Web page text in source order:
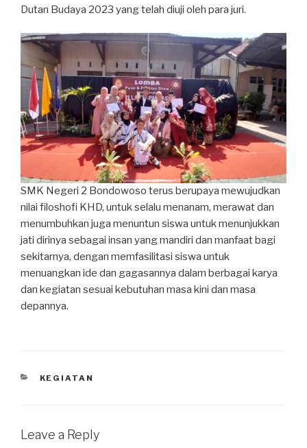
Dutan Budaya 2023 yang telah diuji oleh para juri.
SMK Negeri 2 Bondowoso terus berupaya mewujudkan
nilai filoshofi KHD, untuk selalu menanam, merawat dan
menumbuhkan juga menuntun siswa untuk menunjukkan
jati dirinya sebagai insan yang mandiri dan manfaat bagi
sekitarnya, dengan memfasilitasi siswa untuk
menuangkan ide dan gagasannya dalam berbagai karya
dan kegiatan sesuai kebutuhan masa kini dan masa
depannya.
KEGIATAN
Leave a Reply